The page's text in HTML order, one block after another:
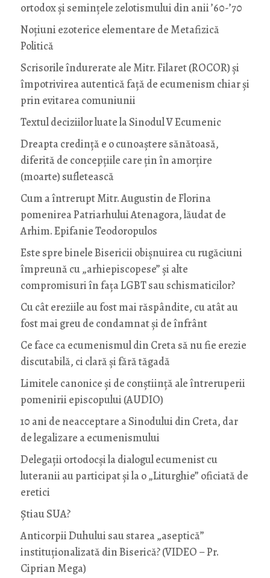
ortodox și semințele zelotismului din anii ’60-’70
Noţiuni ezoterice elementare de Metafizică
Politică
Scrisorile îndurerate ale Mitr. Filaret (ROCOR) și
împotrivirea autentică față de ecumenism chiar și
prin evitarea comuniunii
Textul deciziilor luate la Sinodul V Ecumenic
Dreapta credință e o cunoaștere sănătoasă,
diferită de concepțiile care țin în amorțire
(moarte) sufletească
Cum a întrerupt Mitr. Augustin de Florina
pomenirea Patriarhului Atenagora, lăudat de
Arhim. Epifanie Teodoropulos
Este spre binele Bisericii obișnuirea cu rugăciuni
împreună cu „arhiepiscopese” și alte
compromisuri în fața LGBT sau schismaticilor?
Cu cât ereziile au fost mai răspândite, cu atât au
fost mai greu de condamnat și de înfrânt
Ce face ca ecumenismul din Creta să nu fie erezie
discutabilă, ci clară și fără tăgadă
Limitele canonice și de conștiință ale întreruperii
pomenirii episcopului (AUDIO)
10 ani de neacceptare a Sinodului din Creta, dar
de legalizare a ecumenismului
Delegații ortodocși la dialogul ecumenist cu
luteranii au participat și la o „Liturghie” oficiată de
eretici
Știau SUA?
Anticorpii Duhului sau starea „aseptică”
instituționalizată din Biserică? (VIDEO – Pr.
Ciprian Mega)